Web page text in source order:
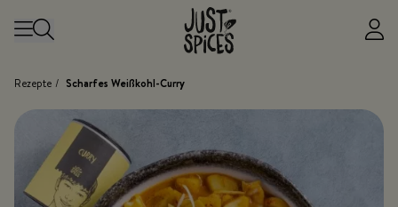
Rezepte / Scharfes Weißkohl-Curry